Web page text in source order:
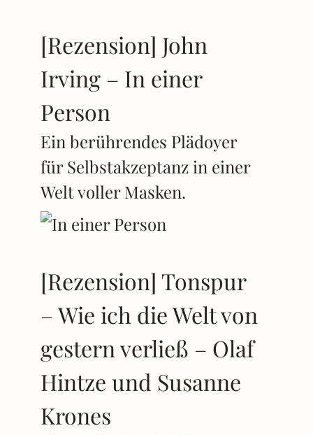
[Rezension] John
Irving – In einer
Person
Ein berührendes Plädoyer
für Selbstakzeptanz in einer
Welt voller Masken.
[Rezension] Tonspur
– Wie ich die Welt von
gestern verließ – Olaf
Hintze und Susanne
Krones